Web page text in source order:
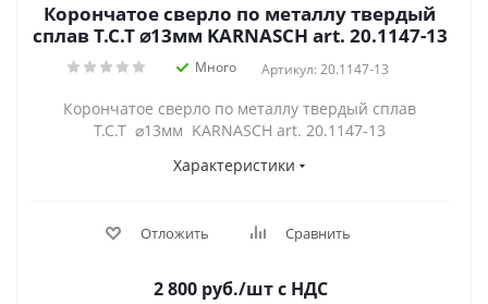
Корончатое сверло по металлу твердый
сплав Т.С.Т ⌀13мм KARNASCH art. 20.1147-13
Много Артикул: 20.1147-13
Корончатое сверло по металлу твердый сплав
Т.С.Т ⌀13мм KARNASCH art. 20.1147-13
Характеристики
Отложить Сравнить
2 800руб./штс НДС